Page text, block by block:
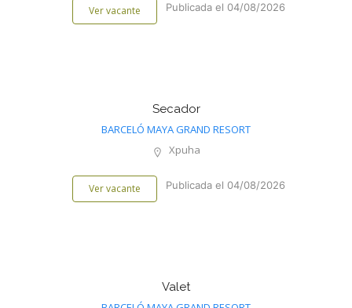
Ver vacante Publicada el 04/08/2026
Secador
BARCELÓ MAYA GRAND RESORT
Xpuha
Ver vacante Publicada el 04/08/2026
Valet